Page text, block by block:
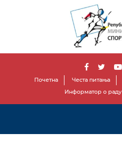
Почетна Честа питања
Информатор о раду